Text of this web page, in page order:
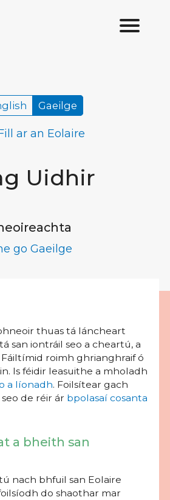
Uidhir
Gaeilge
ar an Eolaire
go Gaeilge
thuas tá láncheart
san iontráil seo a cheartú, a
Fáiltímid roimh ghrianghraif ó
Is féidir leasuithe a mholadh
a líonadh. Foilsítear gach
de réir ár bpolasaí cosanta
a bheith san
nach bhfuil san Eolaire
do shaothar mar